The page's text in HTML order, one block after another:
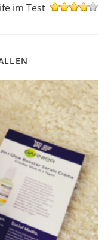
im Test